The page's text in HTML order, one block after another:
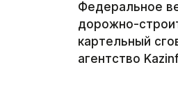
Федеральное
дорожно-
картельный
агентство